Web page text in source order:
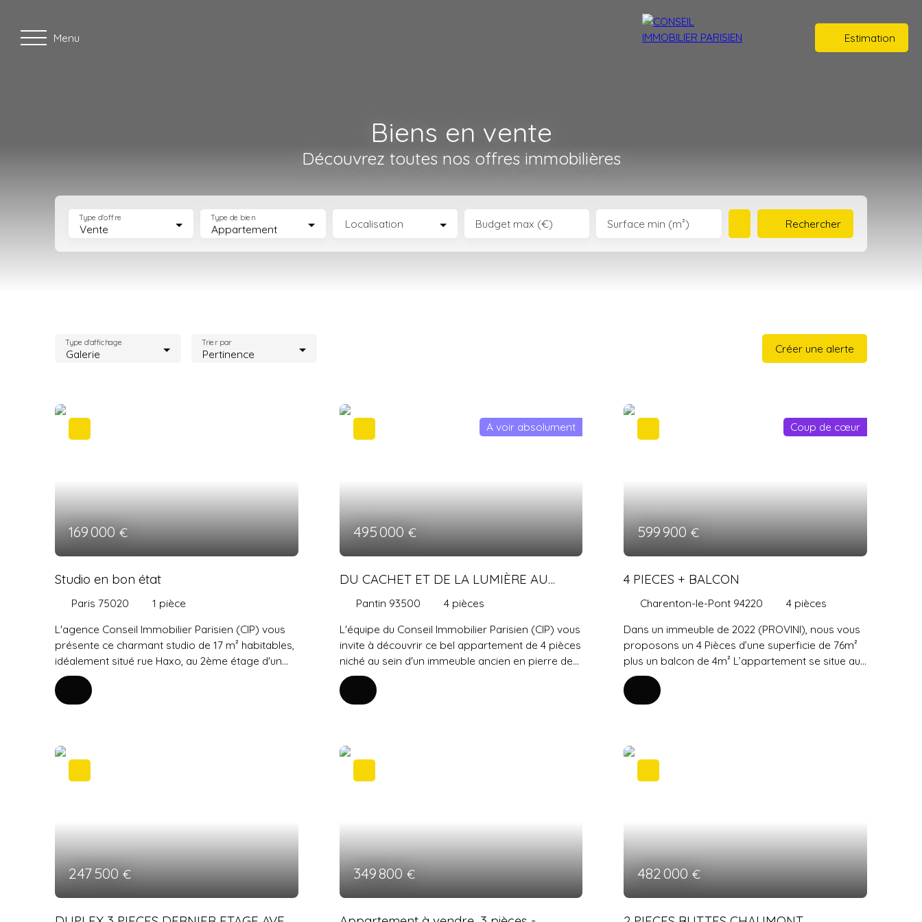
Menu Estimation
Biens en vente
Découvrez toutes nos offres immobilières
Vente
Type d'offre
Appartement
Type de bien Localisation Budget max (€) Surface min (m²) Rechercher
Galerie
Type d'affichage
Pertinence
Trier par Créer une alerte
169 000€
Studio en bon état
Paris 75020 1 pièce
L'agence Conseil Immobilier Parisien (CIP) vous
présente ce charmant studio de 17 m² habitables,
idéalement situé rue Haxo, au 2ème étage d'un
immeuble ancien bien entretenu. Le studio est
optimisé sans aucune perte de place et est idéal
pour un premier achat ou un investissement
en chêne chaleureux et dispose d'une grande
contemporaine propose quant à elle un espace
douche impeccable à l'esprit très parisien en
faïence métro blanche, avec un meuble vasque
moderne, un miroir éclairé et un WC suspendu
495 000€
A voir absolument
DU CACHET ET DE LA LUMIÈRE AU
CŒUR DE PANTIN ÉGLISE
Pantin 93500 4 pièces
L'équipe du Conseil Immobilier Parisien (CIP) vous
invite à découvrir ce bel appartement de 4 pièces
niché au sein d'un immeuble ancien en pierre de
taille au cachet préservé. Positionné au cœur du
secteur très dynamique de Pantin Église, aux
portes de nos quartiers de l'Est parisien, ce bien
de transport et à l'animation urbaine. Baigné de
dévoilant quatre pièces lumineuses magnifiées
par une belle hauteur sous plafond. Entièrement
modulables selon vos projets, ces espaces sont
idéaux pour configurer des chambres
599 900€
Coup de cœur
4 PIECES + BALCON
Charenton-le-Pont 94220 4 pièces
Dans un immeuble de 2022 (PROVINI), nous vous
proposons un 4 Pièces d’une superficie de 76m²
plus un balcon de 4m² L’appartement se situe au
2ᵉ étage et se compose suit : Le séjour de 28 m²,
ouvert sur la cuisine américaine aménagée et
équipée, vous invite à partager des moments
bains privative, vous offrent un espace de repos
écoles élémentaires et collèges, vous bénéficiez
d'un emplacement privilégié. N'hésitez pas à
contacter l'agence CONSEIL IMMOBILIER PARISIEN
pour organiser une visite
247 500€ 349 800€ 482 000€